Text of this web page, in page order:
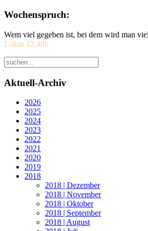
Wochenspruch:
Wem viel gegeben ist, bei dem wird man
Lukas 12,48b
Aktuell-Archiv
2026
2025
2024
2023
2022
2021
2020
2019
2018
2018 | Dezember
2018 | November
2018 | Oktober
2018 | September
2018 | August